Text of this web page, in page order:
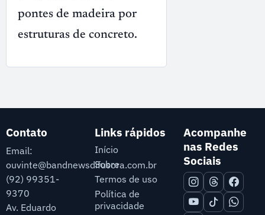
pontes de madeira por
estruturas de concreto.
Contato
Email:
ouvinte@bandnewsdifusora.com.br
(92) 99351-
9370
Av. Eduardo
Links rápidos
Início
Sobre
Termos de uso
Política de
privacidade
Acompanhe
nas Redes
Sociais